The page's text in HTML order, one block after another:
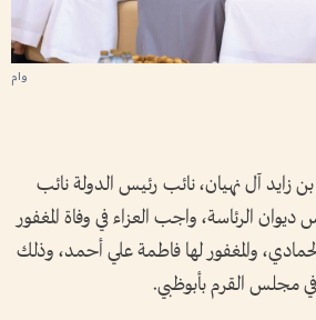
وام
آل نهيان، نائب رئيس الدولة نائب
الرئاسة، واجب العزاء في وفاة المغفور
والمغفور لها فاطمة علي أحمد، وذلك
مجلس القرم بأبوظبي.